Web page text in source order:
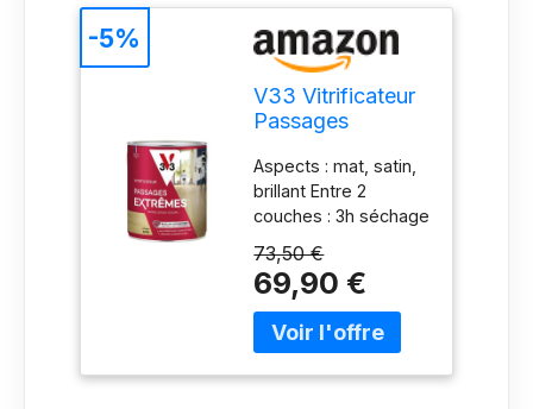
V33 Vitrificateur
Passages
Incolore Satin,
2,5l
Aspects : mat, satin,
brillant Entre 2
couches : 3h séchage
pinceau et rouleau
Nettoyage des outils
: eau Rendement : 1l =
- 10m²
73,50 €
69,90 €
-5%